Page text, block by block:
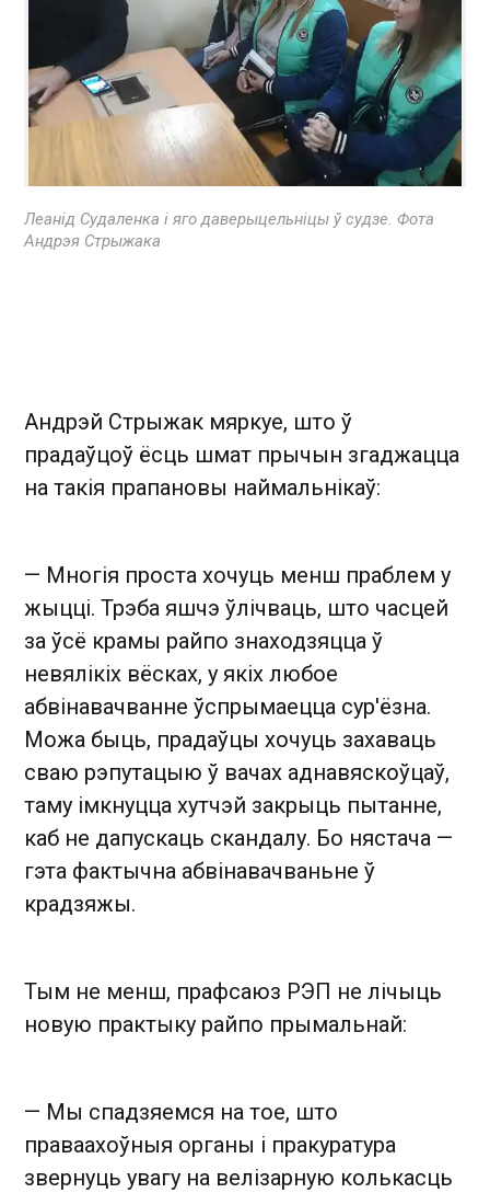
Леанід Судаленка і яго даверыцельніцы ў судзе. Фота
Андрэя Стрыжака
Андрэй Стрыжак мяркуе, што ў
прадаўцоў ёсць шмат прычын згаджацца
на такія прапановы наймальнікаў:
— Многія проста хочуць менш праблем у
жыцці. Трэба яшчэ ўлічваць, што часцей
за ўсё крамы райпо знаходзяцца ў
невялікіх вёсках, у якіх любое
абвінавачванне ўспрымаецца сур'ёзна.
Можа быць, прадаўцы хочуць захаваць
сваю рэпутацыю ў вачах аднавяскоўцаў,
таму імкнуцца хутчэй закрыць пытанне,
каб не дапускаць скандалу. Бо нястача —
гэта фактычна абвінавачваньне ў
крадзяжы.
Тым не менш, прафсаюз РЭП не лічыць
новую практыку райпо прымальнай:
— Мы спадзяемся на тое, што
праваахоўныя органы і пракуратура
звернуць увагу на велізарную колькасць